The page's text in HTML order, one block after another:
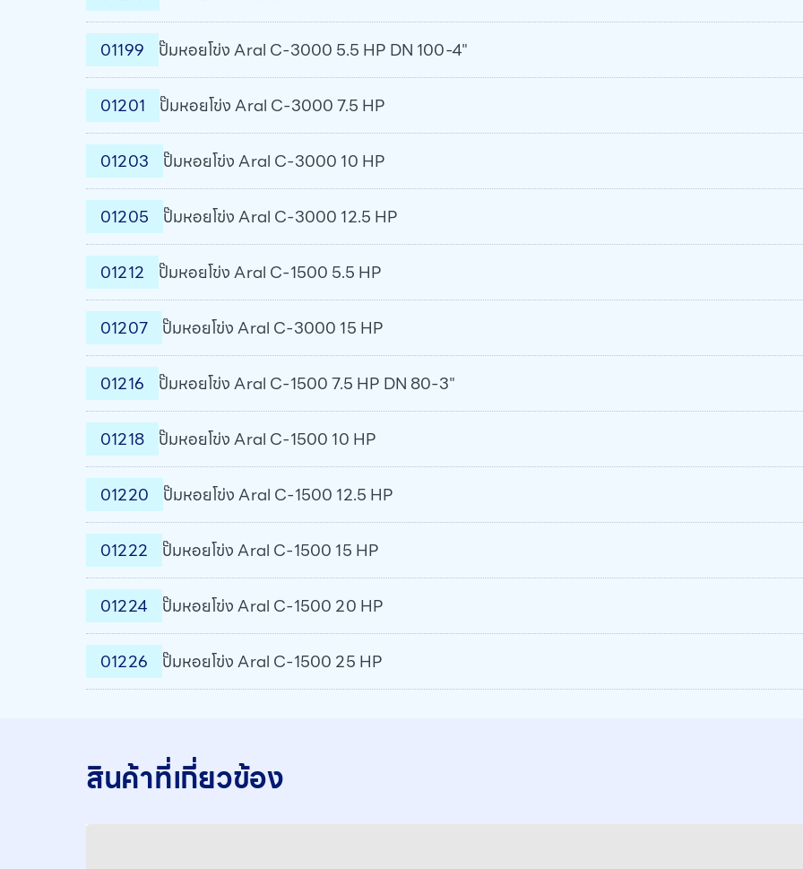
01199 ปั๊มหอยโข่ง Aral C-3000 5.5 HP DN 100-4"
01201 ปั๊มหอยโข่ง Aral C-3000 7.5 HP
01203 ปั๊มหอยโข่ง Aral C-3000 10 HP
01205 ปั๊มหอยโข่ง Aral C-3000 12.5 HP
01212 ปั๊มหอยโข่ง Aral C-1500 5.5 HP
01207 ปั๊มหอยโข่ง Aral C-3000 15 HP
01216 ปั๊มหอยโข่ง Aral C-1500 7.5 HP DN 80-3"
01218 ปั๊มหอยโข่ง Aral C-1500 10 HP
01220 ปั๊มหอยโข่ง Aral C-1500 12.5 HP
01222 ปั๊มหอยโข่ง Aral C-1500 15 HP
01224 ปั๊มหอยโข่ง Aral C-1500 20 HP
01226 ปั๊มหอยโข่ง Aral C-1500 25 HP
สินค้าที่เกี่ยวข้อง